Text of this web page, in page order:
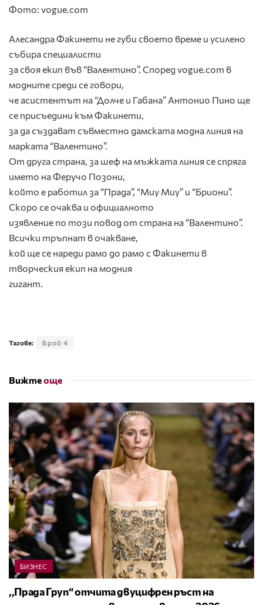
Фото: vogue.com
Алесандра Факинети не губи своето време и усилено
събира специалисти
за своя екип във “Валентино”. Според vogue.com в
модните среди се говори,
че асистентът на “Долче и Габана” Антонио Пино ще
се присъедини към Факинети,
за да създават съвместно дамската модна линия на
марката “Валентино”.
От друга страна, за шеф на мъжката линия се спряга
името на Феручо Позони,
който е работил за “Прада”, “Миу Миу” и “Бриони”.
Скоро се очаква и официалното
изявление по този повод от страна на “Валентино”.
Всички тръпнат в очакване,
кой ще се нареди рамо до рамо с Факинети в
творческия екип на модния
гигант.
Тагове: Брой 4
Вижтеоще
БИЗНЕС
,,Прада Груп“ отчита двуцифрен ръст на